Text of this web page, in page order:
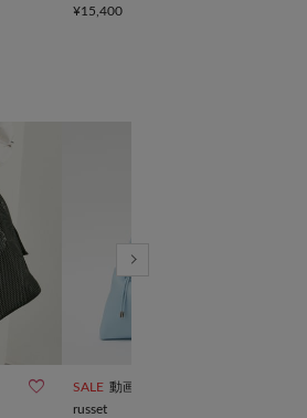
¥15,400
 SALE 動画
russet